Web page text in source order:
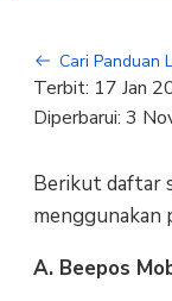
Cari Panduan
Terbit: 17 Jan
Diperbarui: 3
Berikut daftar
menggunakan
A. Beepos